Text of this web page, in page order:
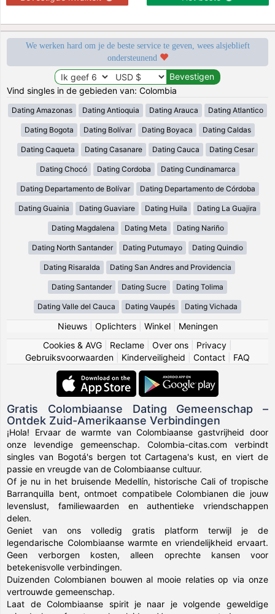
We werken hard om je de beste service te geven, wees alsjeblieft
ondersteunend
Vind singles in de gebieden van: Colombia
Dating Amazonas Dating Antioquia Dating Arauca Dating Atlantico
Dating Bogota Dating Bolívar Dating Boyaca Dating Caldas
Dating Caqueta Dating Casanare Dating Cauca Dating Cesar
Dating Chocó Dating Cordoba Dating Cundinamarca
Dating Departamento de Bolívar Dating Departamento de Córdoba
Dating Guainia Dating Guaviare Dating Huila Dating La Guajira
Dating Magdalena Dating Meta Dating Nariño
Dating North Santander Dating Putumayo Dating Quindio
Dating Risaralda Dating San Andres and Providencia
Dating Santander Dating Sucre Dating Tolima
Dating Valle del Cauca Dating Vaupés Dating Vichada
Nieuws| Oplichters| Winkel| Meningen
Cookies & AVG
Reclame Over ons Privacy
Gebruiksvoorwaarden
Kinderveiligheid Contact FAQ
Gratis Colombiaanse Dating Gemeenschap –
Ontdek Zuid-Amerikaanse Verbindingen
¡Hola! Ervaar de warmte van Colombiaanse gastvrijheid door
onze levendige gemeenschap. Colombia-citas.com verbindt
singles van Bogotá's bergen tot Cartagena's kust, en viert de
passie en vreugde van de Colombiaanse cultuur.
Of je nu in het bruisende Medellín, historische Cali of tropische
Barranquilla bent, ontmoet compatibele Colombianen die jouw
levenslust, familiewaarden en authentieke vriendschappen
delen.
Geniet van ons volledig gratis platform terwijl je de
legendarische Colombiaanse warmte en vriendelijkheid ervaart.
Geen verborgen kosten, alleen oprechte kansen voor
betekenisvolle verbindingen.
Duizenden Colombianen bouwen al mooie relaties op via onze
vertrouwde gemeenschap.
Laat de Colombiaanse spirit je naar je volgende geweldige